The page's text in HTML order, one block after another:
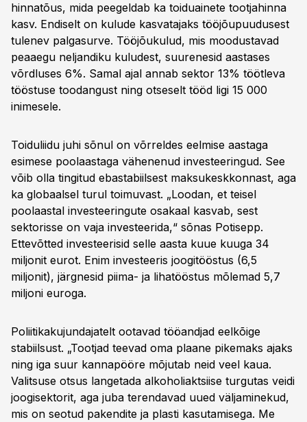
hinnatõus, mida peegeldab ka toiduainete tootjahinna
kasv. Endiselt on kulude kasvatajaks tööjõupuudusest
tulenev palgasurve. Tööjõukulud, mis moodustavad
peaaegu neljandiku kuludest, suurenesid aastases
võrdluses 6%. Samal ajal annab sektor 13% töötleva
tööstuse toodangust ning otseselt tööd ligi 15 000
inimesele.
Toiduliidu juhi sõnul on võrreldes eelmise aastaga
esimese poolaastaga vähenenud investeeringud. See
võib olla tingitud ebastabiilsest maksukeskkonnast, aga
ka globaalsel turul toimuvast. „Loodan, et teisel
poolaastal investeeringute osakaal kasvab, sest
sektorisse on vaja investeerida,“ sõnas Potisepp.
Ettevõtted investeerisid selle aasta kuue kuuga 34
miljonit eurot. Enim investeeris joogitööstus (6,5
miljonit), järgnesid piima- ja lihatööstus mõlemad 5,7
miljoni euroga.
Poliitikakujundajatelt ootavad tööandjad eelkõige
stabiilsust. „Tootjad teevad oma plaane pikemaks ajaks
ning iga suur kannapööre mõjutab neid veel kaua.
Valitsuse otsus langetada alkoholiaktsiise turgutas veidi
joogisektorit, aga juba terendavad uued väljaminekud,
mis on seotud pakendite ja plasti kasutamisega. Me